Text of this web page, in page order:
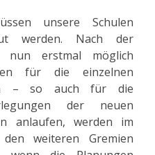
unsere Schulen
werden. Nach der
nun erstmal möglich
für die einzelnen
– so auch für die
der neuen
anlaufen, werden im
weiteren Gremien